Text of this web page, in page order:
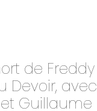
de Freddy
Devoir, avec
Guillaume